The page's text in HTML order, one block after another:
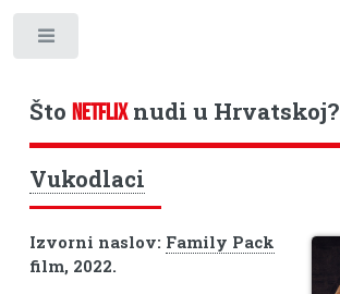
Što NETFLIXnudi u Hrvatskoj?
Vukodlaci
Izvorni naslov: Family Pack
film, 2022.